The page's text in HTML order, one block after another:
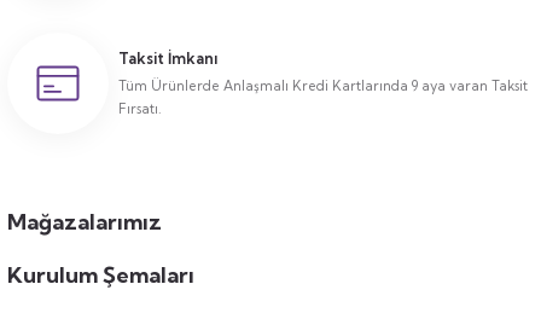
Taksit İmkanı
Tüm Ürünlerde Anlaşmalı Kredi Kartlarında 9 aya varan Taksit
Fırsatı.
Mağazalarımız
Kurulum Şemaları